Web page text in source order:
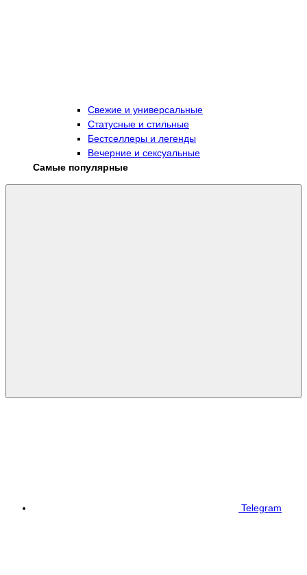
Свежие и универсальные
Статусные и стильные
Бестселлеры и легенды
Вечерние и сексуальные
Самые популярные
Telegram